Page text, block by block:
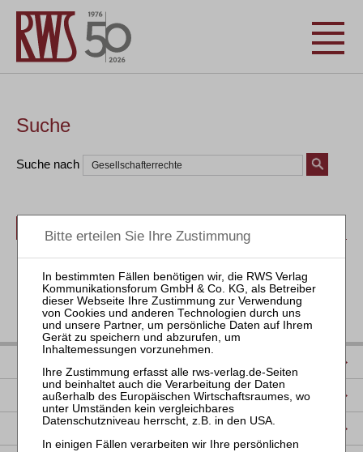
Suche
Suche nach
Bücher Seminare Zeitschriften
DATENSCHUTZ
NUTZUNGSBESTIMMUNGEN/AGB